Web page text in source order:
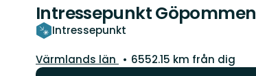
Intressepunkt Göpommen
Intressepunkt
Län:
Värmlands län
6552.15 km från dig